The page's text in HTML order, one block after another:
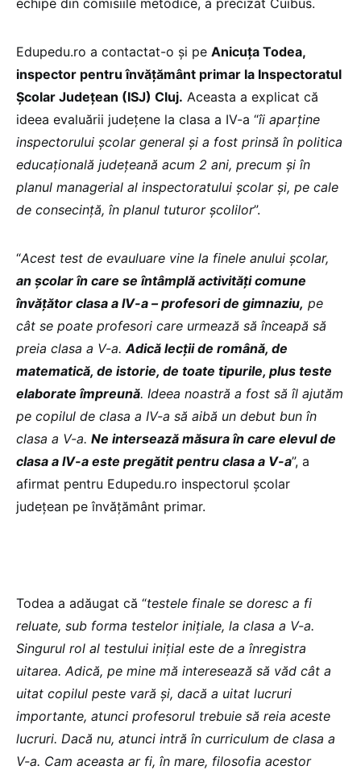
Edupedu.ro a contactat-o și pe Anicuța Todea,
inspector pentru învățământ primar la Inspectoratul
Școlar Județean (ISJ) Cluj. Aceasta a explicat că
ideea evaluării județene la clasa a IV-a “îi aparține
inspectorului școlar general și a fost prinsă în politica
educațională județeană acum 2 ani, precum și în
planul managerial al inspectoratului școlar și, pe cale
de consecință, în planul tuturor școlilor”.
“Acest test de evauluare vine la finele anului școlar,
an școlar în care se întâmplă activități comune
învățător clasa a IV-a – profesori de gimnaziu, pe
cât se poate profesori care urmează să înceapă să
preia clasa a V-a. Adică lecții de română, de
matematică, de istorie, de toate tipurile, plus teste
elaborate împreună. Ideea noastră a fost să îl ajutăm
pe copilul de clasa a IV-a să aibă un debut bun în
clasa a V-a. Ne intersează măsura în care elevul de
clasa a IV-a este pregătit pentru clasa a V-a”, a
afirmat pentru Edupedu.ro inspectorul școlar
județean pe învățământ primar.
Todea a adăugat că “testele finale se doresc a fi
reluate, sub forma testelor inițiale, la clasa a V-a.
Singurul rol al testului inițial este de a înregistra
uitarea. Adică, pe mine mă interesează să văd cât a
uitat copilul peste vară și, dacă a uitat lucruri
importante, atunci profesorul trebuie să reia aceste
lucruri. Dacă nu, atunci intră în curriculum de clasa a
V-a. Cam aceasta ar fi, în mare, filosofia acestor